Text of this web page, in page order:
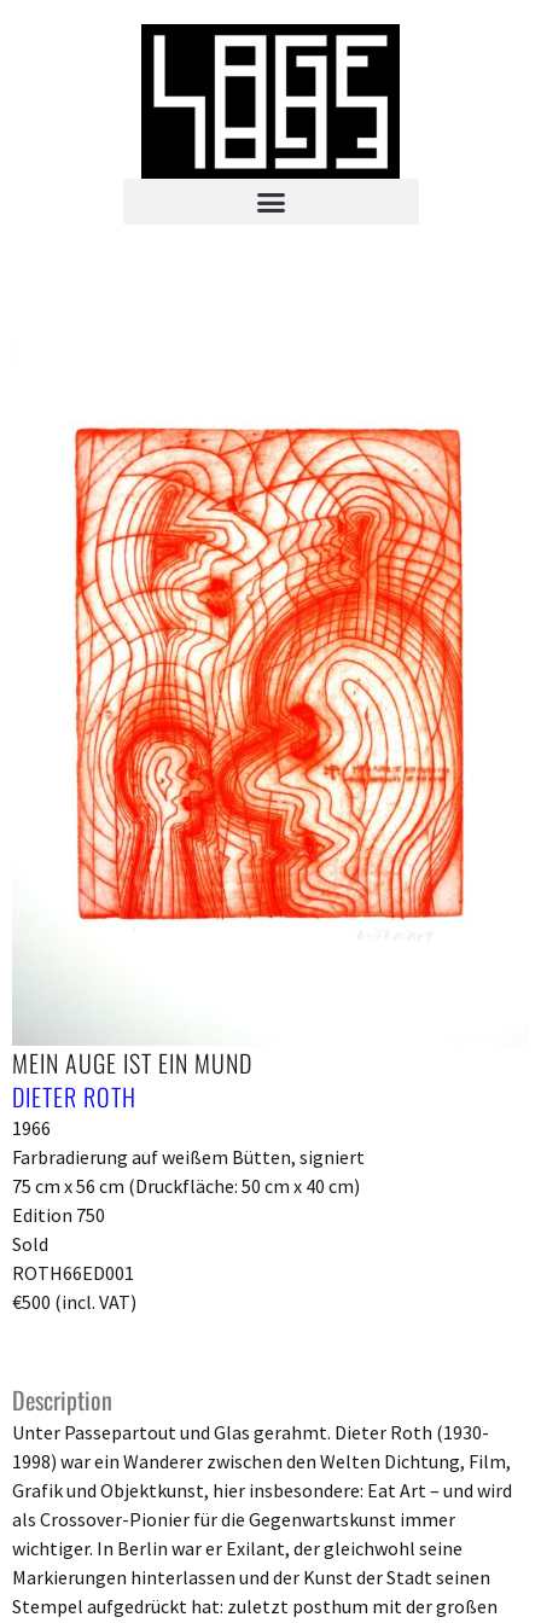
MEIN AUGE IST EIN MUND
DIETER ROTH
1966
Farbradierung auf weißem Bütten, signiert
75 cm x 56 cm (Druckfläche: 50 cm x 40 cm)
Edition 750
Sold
ROTH66ED001
€500 (incl. VAT)
Description
Unter Passepartout und Glas gerahmt. Dieter Roth (1930-
1998) war ein Wanderer zwischen den Welten Dichtung, Film,
Grafik und Objektkunst, hier insbesondere: Eat Art – und wird
als Crossover-Pionier für die Gegenwartskunst immer
wichtiger. In Berlin war er Exilant, der gleichwohl seine
Markierungen hinterlassen und der Kunst der Stadt seinen
Stempel aufgedrückt hat: zuletzt posthum mit der großen